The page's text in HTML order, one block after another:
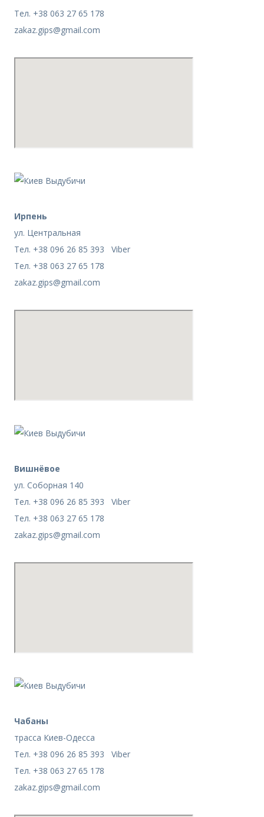
Тел. +38 063 27 65 178
zakaz.gips@gmail.com
Ирпень
ул. Центральная
Тел. +38 096 26 85 393 Viber
Тел. +38 063 27 65 178
zakaz.gips@gmail.com
Вишнёвое
ул. Соборная 140
Тел. +38 096 26 85 393 Viber
Тел. +38 063 27 65 178
zakaz.gips@gmail.com
Чабаны
трасса Киев-Одесса
Тел. +38 096 26 85 393 Viber
Тел. +38 063 27 65 178
zakaz.gips@gmail.com